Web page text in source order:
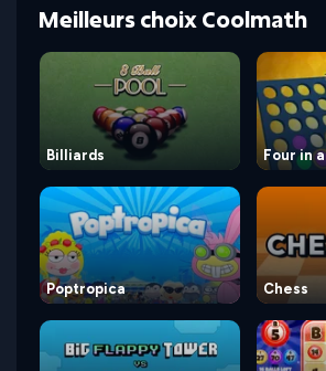
Meilleurs choix Coolmath
Billiards Four in
Poptropica Chess